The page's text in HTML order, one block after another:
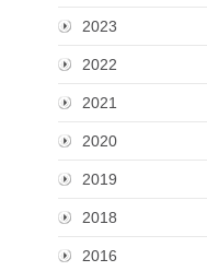
2023
2022
2021
2020
2019
2018
2016